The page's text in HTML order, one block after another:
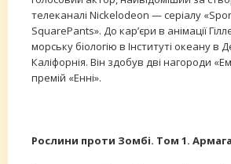
телеканалі Nickelodeon — серіалу
SquarePants». До кар’єри в анімації
морську біологію в Інституті океану в
Каліфорнія. Він здобув дві нагороди
премій «Енні».
Рослини проти Зомбі. Том 1.